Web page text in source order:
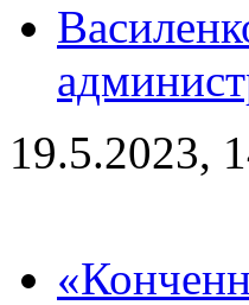
19.5.2023,